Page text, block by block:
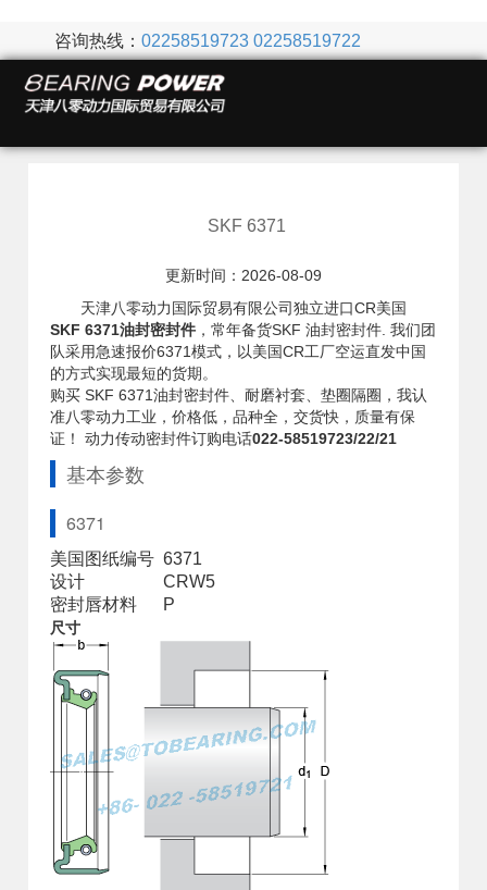
咨询热线： 02258519723 02258519722
SKF 6371
更新时间：2026-08-09
天津八零动力国际贸易有限公司独立进口CR美国
SKF 6371油封密封件 ，常年备货SKF 油封密封件. 我们团
队采用急速报价6371模式，以美国CR工厂空运直发中国
的方式实现最短的货期。
购买 SKF 6371油封密封件、耐磨衬套、垫圈隔圈，我认
准八零动力工业，价格低，品种全，交货快，质量有保
证！ 动力传动密封件订购电话022-58519723/22/21
基本参数
6371
美国图纸编号 6371
设计
CRW5
密封唇材料
P
尺寸